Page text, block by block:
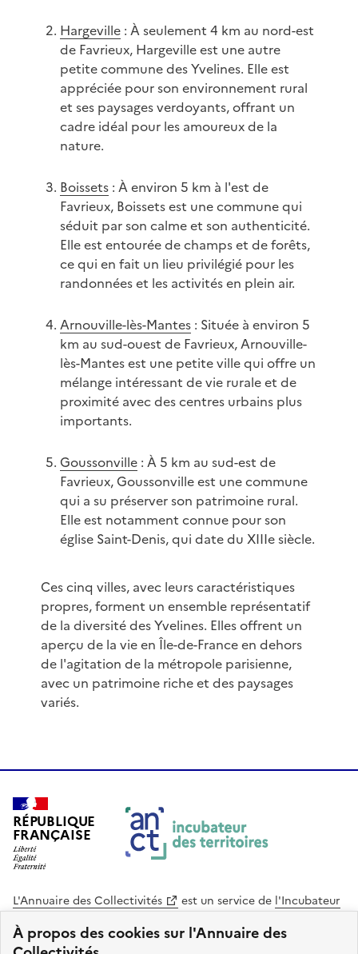
À propos des cookies sur l'Annuaire des
Hargeville: À seulement 4 km au nord-est
de Favrieux, Hargeville est une autre
petite commune des Yvelines. Elle est
appréciée pour son environnement rural
et ses paysages verdoyants, offrant un
cadre idéal pour les amoureux de la
nature.
Boissets: À environ 5 km à l'est de
Favrieux, Boissets est une commune qui
séduit par son calme et son authenticité.
Elle est entourée de champs et de forêts,
ce qui en fait un lieu privilégié pour les
randonnées et les activités en plein air.
Arnouville-lès-Mantes: Située à environ 5
km au sud-ouest de Favrieux, Arnouville-
lès-Mantes est une petite ville qui offre un
mélange intéressant de vie rurale et de
proximité avec des centres urbains plus
importants.
Goussonville: À 5 km au sud-est de
Favrieux, Goussonville est une commune
qui a su préserver son patrimoine rural.
Elle est notamment connue pour son
église Saint-Denis, qui date du XIIIe siècle.
Ces cinq villes, avec leurs caractéristiques
propres, forment un ensemble représentatif
de la diversité des Yvelines. Elles offrent un
aperçu de la vie en Île-de-France en dehors
de l'agitation de la métropole parisienne,
avec un patrimoine riche et des paysages
variés.
RÉPUBLIQUE
FRANÇAISE
L'Annuaire des Collectivités est un service de l'Incubateur
des Territoires
Cohésion des Territoires
. Le code source de ce site web